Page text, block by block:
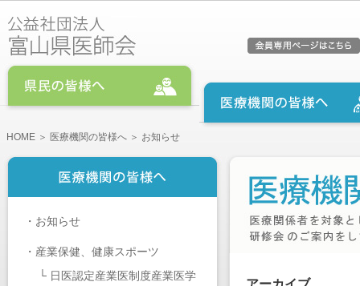
HOME ＞ 医療機関の皆様へ ＞ お知らせ
・ お知らせ
・ 産業保健、健康スポーツ
└ 日医認定産業医制度産業医学